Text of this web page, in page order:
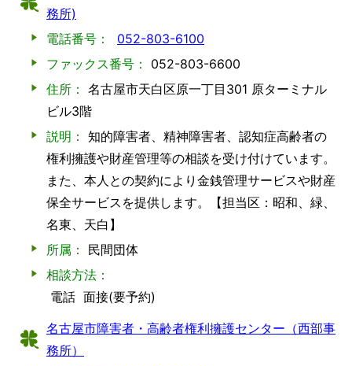
務所)
電話番号：
052-803-6100
ファックス番号：
052-803-6600
住所： 名古屋市天白区原一丁目301 原ターミナル
ビル3階
説明： 知的障害者、精神障害者、認知症高齢者の
権利擁護や財産管理等の相談を受け付けています。
また、本人との契約により金銭管理サービスや財産
保全サービスを提供します。【担当区：昭和、緑、
名東、天白】
所属：
民間団体
相談方法：
電話 面接(要予約)
名古屋市障害者・高齢者権利擁護センター（西部事
務所）